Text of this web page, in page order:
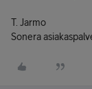
T. Jarmo
Sonera